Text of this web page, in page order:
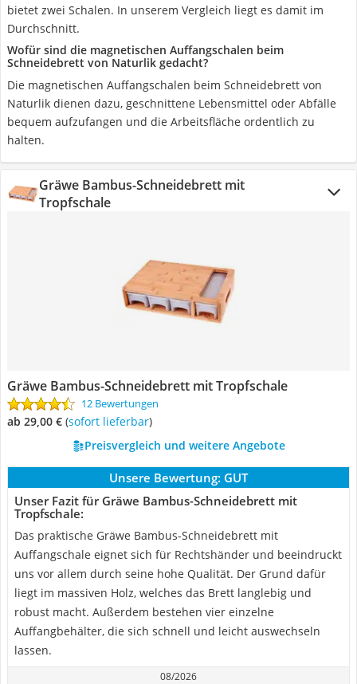
bietet zwei Schalen. In unserem Vergleich liegt es damit im
Durchschnitt.
Wofür sind die magnetischen Auffangschalen beim
Schneidebrett von Naturlik gedacht?
Die magnetischen Auffangschalen beim Schneidebrett von
Naturlik dienen dazu, geschnittene Lebensmittel oder Abfälle
bequem aufzufangen und die Arbeitsfläche ordentlich zu
halten.
Gräwe Bambus-Schneidebrett mit
Tropfschale
Gräwe Bambus-Schneidebrett mit Tropfschale
12 Bewertungen
ab 29,00 € ( Sofort lieferbar)
Preisvergleich und weitere Angebote
Unsere Bewertung: GUT
Unser Fazit für Gräwe Bambus-Schneidebrett mit
Tropfschale:
Das praktische Gräwe Bambus-Schneidebrett mit
Auffangschale eignet sich für Rechtshänder und beeindruckt
uns vor allem durch seine hohe Qualität. Der Grund dafür
liegt im massiven Holz, welches das Brett langlebig und
robust macht. Außerdem bestehen vier einzelne
Auffangbehälter, die sich schnell und leicht auswechseln
lassen.
08/2026